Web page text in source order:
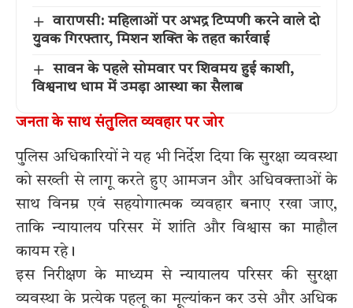
वाराणसी: महिलाओं पर अभद्र टिप्पणी करने वाले दो
युवक गिरफ्तार, मिशन शक्ति के तहत कार्रवाई
सावन के पहले सोमवार पर शिवमय हुई काशी,
विश्वनाथ धाम में उमड़ा आस्था का सैलाब
जनता के साथ संतुलित व्यवहार पर जोर
पुलिस अधिकारियों ने यह भी निर्देश दिया कि सुरक्षा व्यवस्था
को सख्ती से लागू करते हुए आमजन और अधिवक्ताओं के
साथ विनम्र एवं सहयोगात्मक व्यवहार बनाए रखा जाए,
ताकि न्यायालय परिसर में शांति और विश्वास का माहौल
कायम रहे।
इस निरीक्षण के माध्यम से न्यायालय परिसर की सुरक्षा
व्यवस्था के प्रत्येक पहलू का मूल्यांकन कर उसे और अधिक